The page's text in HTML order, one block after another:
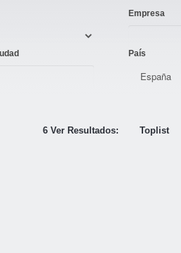
Empresa
País
6 Ver Resultados: Toplist